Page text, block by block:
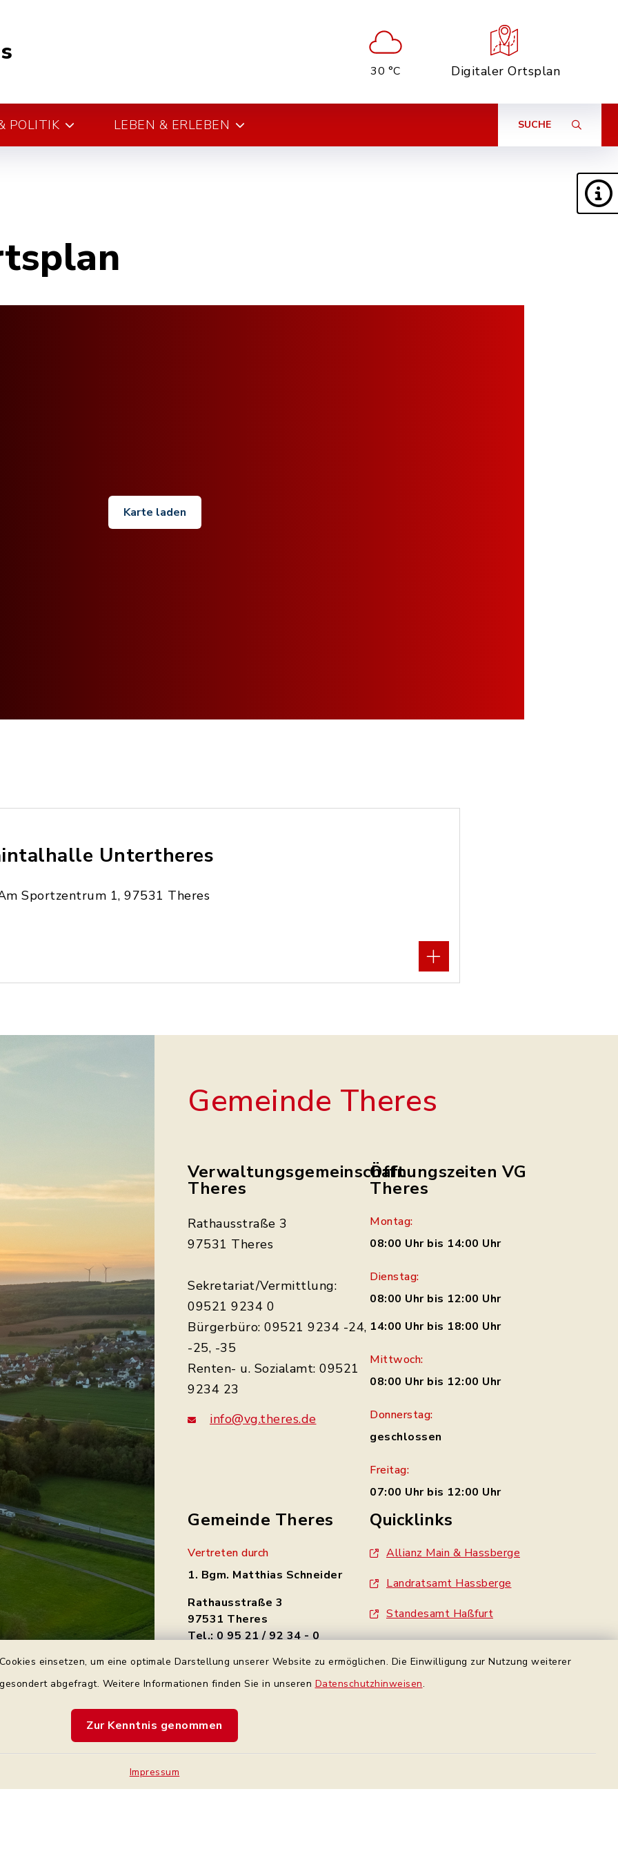
einsetzen, um eine optimale Darstellung unserer Website zu ermöglichen. Die Einwilligung zur Nutzung weiterer
abgefragt. Weitere Informationen finden Sie in unseren Datenschutzhinweisen.
Zur Kenntnis genommen
Impressum
30 °C Digitaler Ortsplan
POLITIK LEBEN & ERLEBEN SUCHE
Karte laden
Untertheres
Sportzentrum 1, 97531 Theres
Gemeinde Theres
Verwaltungsgemeinschaft
Theres
Rathausstraße 3
97531 Theres
Sekretariat/Vermittlung:
09521 9234 0
Bürgerbüro: 09521 9234 -24,
-25, -35
Renten- u. Sozialamt: 09521
9234 23
info@vg.theres.de
Öffnungszeiten VG
Theres
Montag:
08:00 Uhr bis 14:00 Uhr
Dienstag:
08:00 Uhr bis 12:00 Uhr
14:00 Uhr bis 18:00 Uhr
Mittwoch:
08:00 Uhr bis 12:00 Uhr
Donnerstag:
geschlossen
Freitag:
07:00 Uhr bis 12:00 Uhr
Gemeinde Theres
Vertreten durch
1. Bgm. Matthias Schneider
Rathausstraße 3
97531 Theres
Tel.: 0 95 21 / 92 34 - 0
gemeinde@theres.de
Quicklinks
Allianz Main & Hassberge
Landratsamt Hassberge
Standesamt Haßfurt
Gemeinde Wonfurt
Kontakt Bankverbindung
Datenschutz Facebook